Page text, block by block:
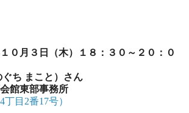
０月３日（木）１８：３０～２０：０
ち まこと）さん
館東部事務所
丁目2番17号）